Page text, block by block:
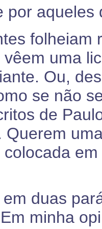
por
folheiam
uma
Ou,
se não
de
Querem
duas
minha